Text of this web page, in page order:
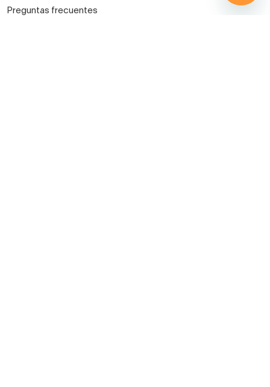
Preguntas frecuentes